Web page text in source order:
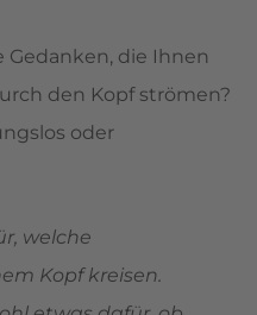
die Ihnen
den Kopf strömen?
oder
welche
Kopf kreisen.